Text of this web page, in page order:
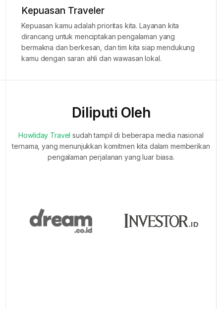
Kepuasan Traveler
Kepuasan kamu adalah prioritas kita. Layanan kita
dirancang untuk menciptakan pengalaman yang
bermakna dan berkesan, dan tim kita siap mendukung
kamu dengan saran ahli dan wawasan lokal.
Diliputi Oleh
Howliday Travel sudah tampil di beberapa media nasional
ternama, yang menunjukkan komitmen kita dalam memberikan
pengalaman perjalanan yang luar biasa.